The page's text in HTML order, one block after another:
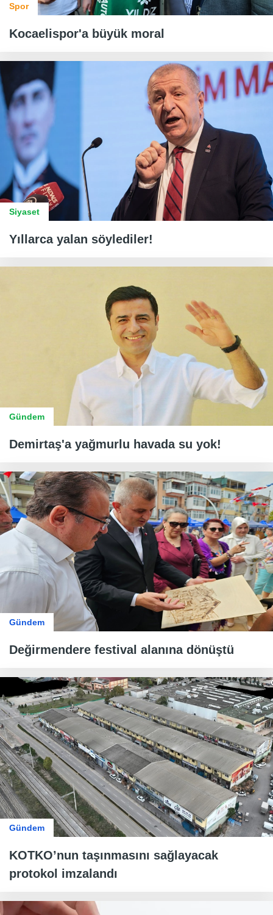
Spor
Kocaelispor'a büyük moral
Siyaset
Yıllarca yalan söylediler!
Gündem
Demirtaş'a yağmurlu havada su yok!
Gündem
Değirmendere festival alanına dönüştü
Gündem
KOTKO’nun taşınmasını sağlayacak
protokol imzalandı